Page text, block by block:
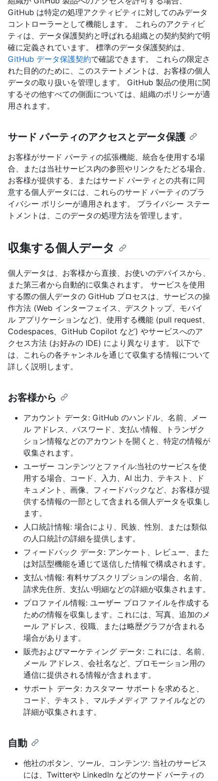
GitHub は特定の処理アクティビティに対してのみデータ
コントローラーとして機能します。 これらのアクティビ
ティは、データ保護契約と呼ばれる組織との契約契約で明
確に定義されています。 標準のデータ保護契約は、
GitHub データ保護契約で確認できます。 これらの限定さ
れた目的のために、このステートメントは、お客様の個人
データの取り扱いを管理します。 GitHub 製品の使用に関
するその他すべての側面については、組織のポリシーが適
用されます。
サード パーティのアクセスとデータ保護
お客様がサード パーティの拡張機能、統合を使用する場
合、または当社サービス内の参照やリンクをたどる場合、
お客様が提供する、またはサード パーティとの共有に同
意する個人データには、これらのサード パーティのプラ
イバシー ポリシーが適用されます。 プライバシー ステー
トメントは、このデータの処理方法を管理します。
収集する個人データ
個人データは、お客様から直接、お使いのデバイスから、
また第三者から自動的に収集されます。 サービスを使用
する際の個人データの GitHub プロセスは、サービスの操
作方法 (Web インターフェイス、デスクトップ、モバイ
ル アプリケーションなど)、使用する機能 (pull request、
Codespaces、GitHub Copilot など) やサービスへのア
クセス方法 (お好みの IDE) により異なります。 以下で
は、これらの各チャンネルを通じて収集する情報について
詳しく説明します。
お客様から
アカウント データ: GitHub のハンドル、名前、メー
ル アドレス、パスワード、支払い情報、トランザク
ション情報などのアカウントを開くと、特定の情報が
収集されます。
ユーザー コンテンツとファイル:当社のサービスを使
用する場合、コード、入力、AI 出力、テキスト、ド
キュメント、画像、フィードバックなど、お客様が提
供する情報の一部として含まれる個人データを収集し
ます。
人口統計情報: 場合により、民族、性別、または類似
の人口統計の詳細を提供します。
フィードバック データ: アンケート、レビュー、また
は対話型機能を通じて送信した情報で構成されます。
支払い情報: 有料サブスクリプションの場合、名前、
請求先住所、支払い明細などの詳細が収集されます。
プロファイル情報: ユーザー プロファイルを作成する
ための情報を収集します。これには、写真、追加のメ
ール アドレス、役職、または略歴グラフが含まれる
場合があります。
販売およびマーケティング データ: これには、名前、
メール アドレス、会社名など、プロモーション用の
通信に提供される情報が含まれます。
サポート データ: カスタマー サポートを求めると、
コード、テキスト、マルチメディア ファイルなどの
詳細が収集されます。
自動
他社のボタン、ツール、コンテンツ: 当社のサービス
には、Twitterや LinkedIn などのサード パーティの